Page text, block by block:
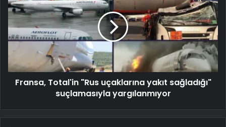
Fransa, Total'in "Rus uçaklarına yakıt sağladığı"
suçlamasıyla yargılanmıyor